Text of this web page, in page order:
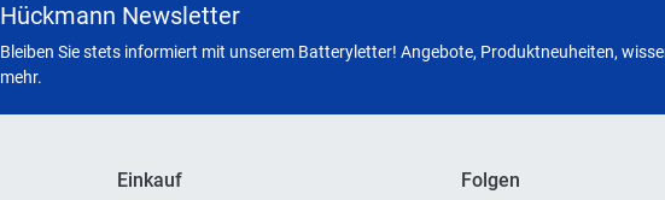
Hückmann Newsletter
Bleiben Sie stets informiert mit unserem Batteryletter! Angebote, Produktneuheiten,
mehr.
Einkauf Folgen